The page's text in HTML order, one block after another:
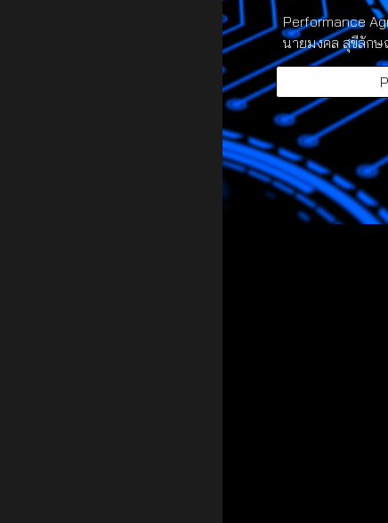
Performance
นายมงคล สุขีลัก